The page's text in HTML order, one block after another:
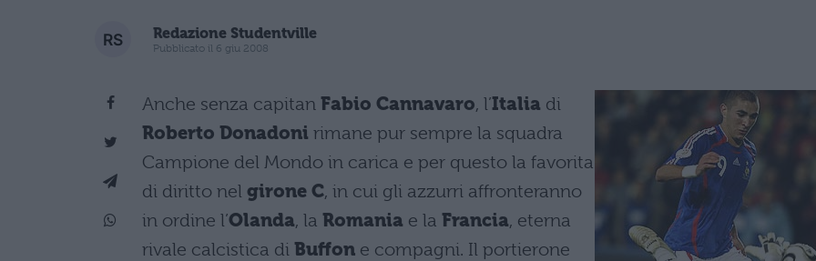
Redazione Studentville
Pubblicato il 6 giu 2008
Anche senza capitan Fabio Cannavaro, l’Italia di
Roberto Donadoni rimane pur sempre la squadra
Campione del Mondo in carica e per questo la favorita
di diritto nel girone C, in cui gli azzurri affronteranno
in ordine l’Olanda, la Romania e la Francia, eterna
rivale calcistica di Buffon e compagni. Il portierone